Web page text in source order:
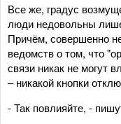
Все же, градус
люди недовольны
Причём, совершенно
ведомств о том, что
связи никак не могут
– никакой кнопки
- Так повлияйте, -